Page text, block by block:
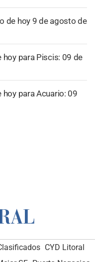
de hoy 9 de agosto de
para Piscis: 09 de
para Acuario: 09
CYD Litoral